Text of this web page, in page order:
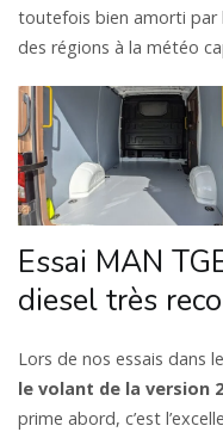
toutefois bien amorti par
des régions à la météo
Essai MAN
diesel très
Lors de nos essais dans
le volant de la version
prime abord, c’est